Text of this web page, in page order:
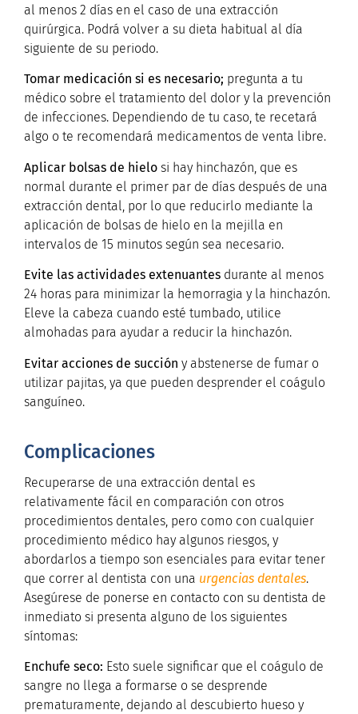
al menos 2 días en el caso de una extracción
quirúrgica. Podrá volver a su dieta habitual al día
siguiente de su periodo.
Tomar medicación si es necesario; pregunta a tu
médico sobre el tratamiento del dolor y la prevención
de infecciones. Dependiendo de tu caso, te recetará
algo o te recomendará medicamentos de venta libre.
Aplicar bolsas de hielo si hay hinchazón, que es
normal durante el primer par de días después de una
extracción dental, por lo que reducirlo mediante la
aplicación de bolsas de hielo en la mejilla en
intervalos de 15 minutos según sea necesario.
Evite las actividades extenuantes durante al menos
24 horas para minimizar la hemorragia y la hinchazón.
Eleve la cabeza cuando esté tumbado, utilice
almohadas para ayudar a reducir la hinchazón.
Evitar acciones de succión y abstenerse de fumar o
utilizar pajitas, ya que pueden desprender el coágulo
sanguíneo.
Complicaciones
Recuperarse de una extracción dental es
relativamente fácil en comparación con otros
procedimientos dentales, pero como con cualquier
procedimiento médico hay algunos riesgos, y
abordarlos a tiempo son esenciales para evitar tener
que correr al dentista con una urgencias dentales.
Asegúrese de ponerse en contacto con su dentista de
inmediato si presenta alguno de los siguientes
síntomas:
Enchufe seco: Esto suele significar que el coágulo de
sangre no llega a formarse o se desprende
prematuramente, dejando al descubierto hueso y